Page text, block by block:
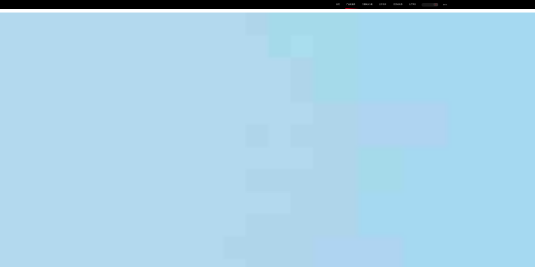
首页 产品及服务 行业解决方案 合作伙伴 投资者关系 关于我们 中EN